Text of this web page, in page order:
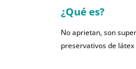
¿Qué es?
No aprietan, son
preservativos de